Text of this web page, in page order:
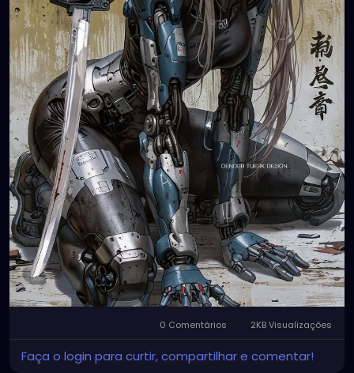
0 Comentários 2KB Visualizações
Faça o login para curtir, compartilhar e comentar!